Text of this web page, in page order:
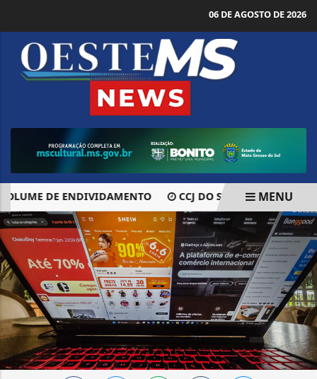
06 DE AGOSTO DE 2026
DE ENDIVIDAMENTO CCJ DO SENADO APROVA
EM ALTA
MENU